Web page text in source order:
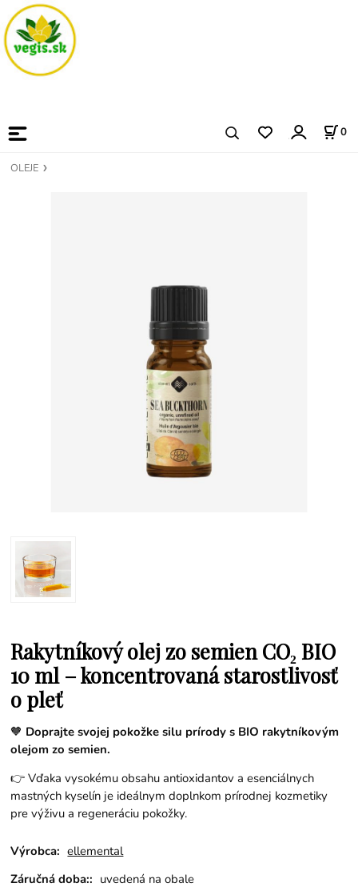
0
OLEJE
Rakytníkový olej zo semien CO₂ BIO
10 ml – koncentrovaná starostlivosť
o pleť
🧡 Doprajte svojej pokožke silu prírody s BIO rakytníkovým
olejom zo semien.
👉 Vďaka vysokému obsahu antioxidantov a esenciálnych
mastných kyselín je ideálnym doplnkom prírodnej kozmetiky
pre výživu a regeneráciu pokožky.
Výrobca: ellemental
Záručná doba:: uvedená na obale